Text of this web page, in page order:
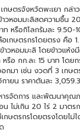
ษตรจังหวัดพะเยา กล่า
าวหอมมะลิสดความชื้น
หรือกิโลกรัมละ 9.50-
เกษตรกรโดยตรง คือ
าวหอมมะลิ โดยข้าวแห้ง
รือ กก.ละ 15 บาท โดย
อกมา เช่น งวดที่ 3 เกษต
ยน ราคาตันละ
ารจัดการ และพัฒนาคุณ
น ไม่เกิน 20 ไร่ 2 มาตร
กษตรกรโดยตรงโดยไม่